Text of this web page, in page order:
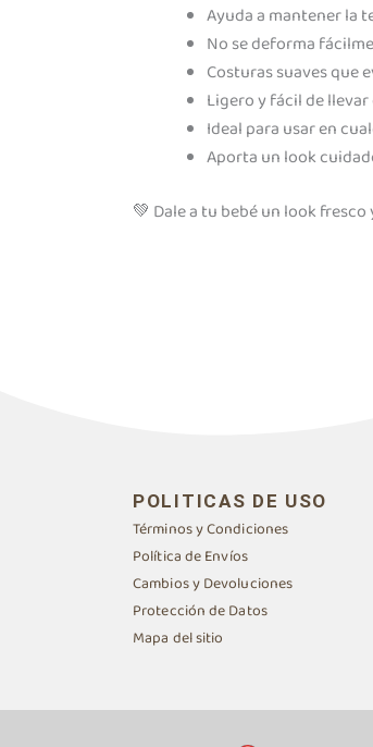
Ayuda a mantener la
No se deforma
Costuras suaves que
Ligero y fácil de llevar
Ideal para usar en
Aporta un look
💚 Dale a tu bebé un look
POLITICAS DE USO
Términos y Condiciones
Política de Envíos
Cambios y Devoluciones
Protección de Datos
Mapa del sitio